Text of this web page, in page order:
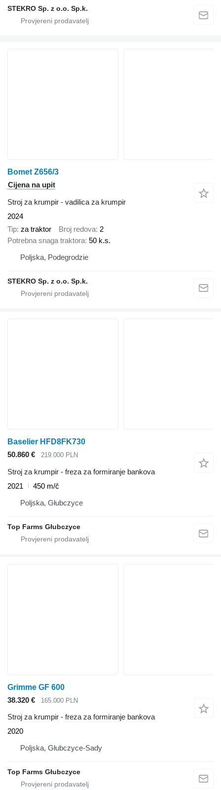
STEKRO Sp. z o.o. Sp.k.
Bomet Z656/3
Cijena na upit
Stroj za krumpir - vadilica za krumpir
2024
Tip za traktor Broj redova 2
Potrebna snaga traktora 50 k.s.
Poljska, Podegrodzie
STEKRO Sp. z o.o. Sp.k.
Baselier HFD8FK730
50.860 €
219.000 PLN
Stroj za krumpir - freza za formiranje bankova
2021
450 m/č
Poljska, Głubczyce
Top Farms Głubczyce
Grimme GF 600
38.320 €
165.000 PLN
Stroj za krumpir - freza za formiranje bankova
2020
Poljska, Głubczyce-Sady
Top Farms Głubczyce